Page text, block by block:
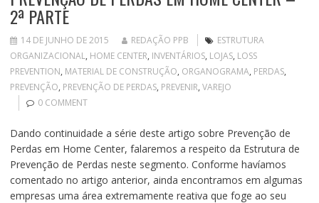
2ª PARTE
14 DE JUNHO DE 2015 REDAÇÃO PPB
ESTRUTURA
ORGANIZACIONAL, HOME CENTER, INVENTÁRIOS, LOJAS, LOSS
PREVENTION, MATERIAL DE CONSTRUÇÃO, ORGANOGRAMA, PERDAS,
PREVENÇÃO, PREVENÇÃO DE PERDAS, PREVENIR, VAREJO
0 COMMENT
Dando continuidade a série deste artigo sobre Prevenção de
Perdas em Home Center, falaremos a respeito da Estrutura de
Prevenção de Perdas neste segmento. Conforme havíamos
comentado no artigo anterior, ainda encontramos em algumas
empresas uma área extremamente reativa que foge ao seu